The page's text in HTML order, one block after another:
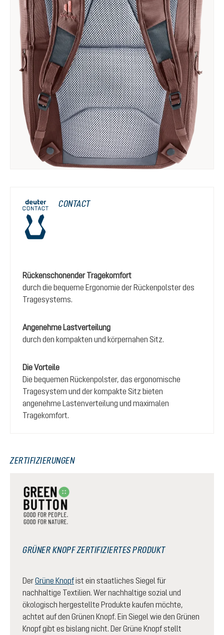
CONTACT
Rückenschonender Tragekomfort
durch die bequeme Ergonomie der Rückenpolster des
Tragesystems.
Angenehme Lastverteilung
durch den kompakten und körpernahen Sitz.
Die Vorteile
Die bequemen Rückenpolster, das ergonomische
Tragesystem und der kompakte Sitz bieten
angenehme Lastenverteilung und maximalen
Tragekomfort.
ZERTIFIZIERUNGEN
GRÜNER KNOPF ZERTIFIZIERTES PRODUKT
DerGrüne Knopfist ein staatliches Siegel für
nachhaltige Textilien. Wer nachhaltige sozial und
ökologisch hergestellte Produkte kaufen möchte,
achtet auf den Grünen Knopf. Ein Siegel wie den Grünen
Knopf gibt es bislang nicht. Der Grüne Knopf stellt